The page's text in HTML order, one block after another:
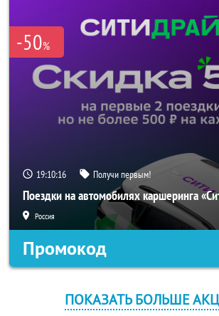
-50%
19:10:15 Получи первым!
Поездки на автомобилях каршеринга
Россия
Промокод
ПОКАЗАТЬ БОЛЬШЕ